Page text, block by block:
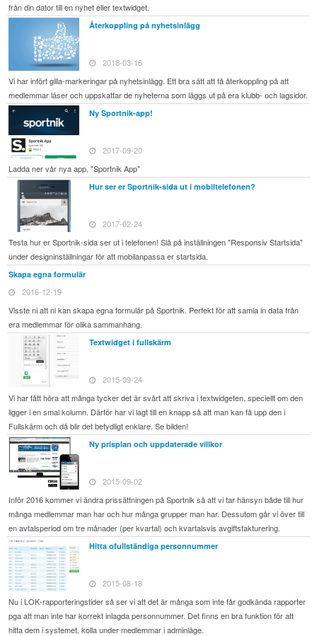
från din dator till en nyhet eller textwidget.
Återkoppling på nyhetsinlägg
2018-03-16
Vi har infört gilla-markeringar på nyhetsinlägg. Ett bra sätt att få återkoppling på att
medlemmar läser och uppskattar de nyheterna som läggs ut på era klubb- och lagsidor.
Ny Sportnik-app!
2017-09-20
Ladda ner vår nya app, "Sportnik App"
Hur ser er Sportnik-sida ut i mobiltelefonen?
2017-02-24
Testa hur er Sportnik-sida ser ut i telefonen! Slå på inställningen "Responsiv Startsida"
under designinställningar för att mobilanpassa er startsida.
Skapa egna formulär
2016-12-19
Visste ni att ni kan skapa egna formulär på Sportnik. Perfekt för att samla in data från
era medlemmar för olika sammanhang.
Textwidget i fullskärm
2015-09-24
Vi har fått höra att många tycker det är svårt att skriva i textwidgeten, speciellt om den
ligger i en smal kolumn. Därför har vi lagt till en knapp så att man kan få upp den i
Fullskärm och då blir det betydligt enklare. Se bilden!
Ny prisplan och uppdaterade villkor
2015-09-02
Inför 2016 kommer vi ändra prissättningen på Sportnik så att vi tar hänsyn både till hur
många medlemmar man har och hur många grupper man har. Dessutom går vi över till
en avtalsperiod om tre månader (per kvartal) och kvartalsvis avgiftsfakturering.
Hitta ofullständiga personnummer
2015-08-18
Nu i LOK-rapporteringstider så ser vi att det är många som inte får godkända rapporter
pga att man inte har korrekt inlagda personnummer. Det finns en bra funktion för att
hitta dem i systemet, kolla under medlemmar i adminläge.